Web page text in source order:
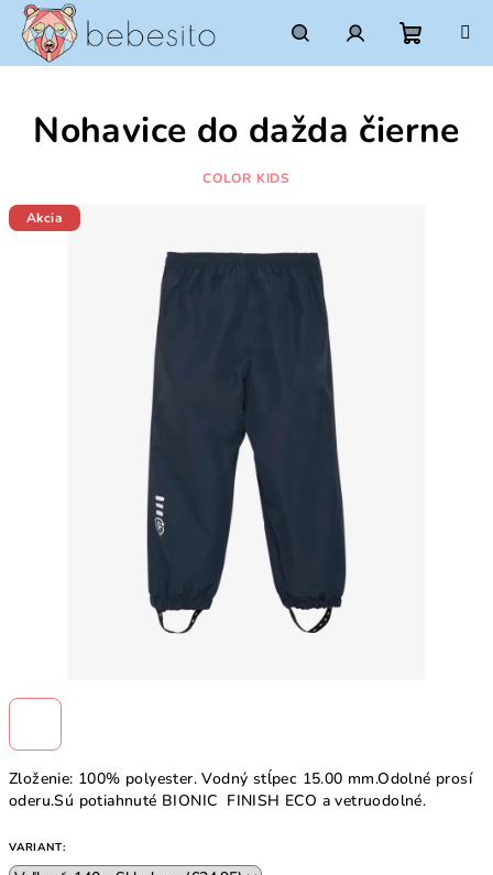
Prejsť
obsah
HľadaťPrihlásenie
košík
Zloženie: 100% polyester. Vodný stĺpec 15.00 mm.Odolné prosí
oderu.Sú potiahnuté BIONIC FINISH ECO a vetruodolné.
VARIANT:
Nohavice do dažda čierne
COLOR KIDS
Akcia